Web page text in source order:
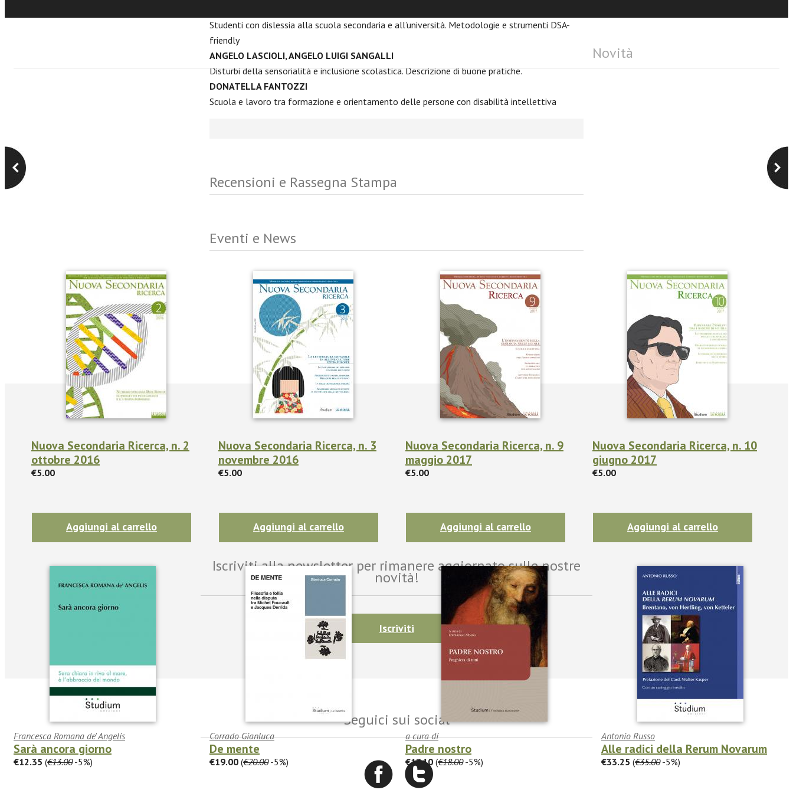
Studenti con dislessia alla scuola secondaria e all’università. Metodologie e strumenti DSA-
friendly
ANGELO LASCIOLI, ANGELO LUIGI SANGALLI
Disturbi della sensorialità e inclusione scolastica. Descrizione di buone pratiche.
DONATELLA FANTOZZI
Scuola e lavoro tra formazione e orientamento delle persone con disabilità intellettiva
Recensioni e Rassegna Stampa
Eventi e News
Nuova Secondaria Ricerca, n. 2
ottobre 2016
€5.00
Aggiungi al carrello
Nuova Secondaria Ricerca, n. 3
novembre 2016
€5.00
Aggiungi al carrello
Nuova Secondaria Ricerca, n. 9
maggio 2017
€5.00
Aggiungi al carrello
Nuova Secondaria Ricerca, n. 10
giugno 2017
€5.00
Aggiungi al carrello
Novità
Francesca Romana de' Angelis
Sarà ancora giorno
€12.35 (€13.00-5%)
Corrado Gianluca
De mente
€19.00 (€20.00-5%)
a cura di
Padre nostro
€17.10 (€18.00-5%)
Antonio Russo
Alle radici della Rerum Novarum
€33.25 (€35.00-5%)
Iscriviti alla newsletter per rimanere aggiornato sulle nostre
novità!
Iscriviti
Seguici sui social
facebook